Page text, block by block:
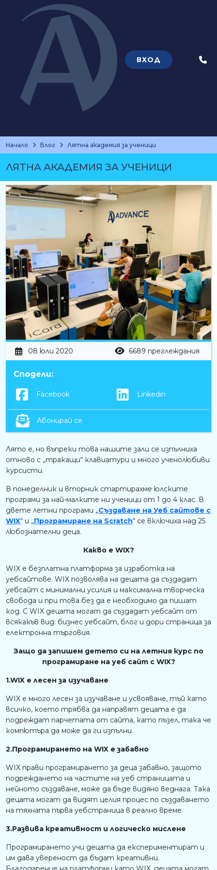
ВХОД
Начало Блог Лятна академия за ученици
ЛЯТНА АКАДЕМИЯ ЗА УЧЕНИЦИ
08 юли 2020 6689 преглеждания
Сподели:
Facebook Linkedin
Абонирай се
Лято е, но въпреки това нашите зали се изпълниха
отново с „тракащи“ клавиатури и много ученолюбиви
курсисти.
В понеделник и вторник стартирахме юлските
програми за най-малките ни ученици от 1 до 4 клас. В
двете летни програми „Създаване на Уеб сайтове с
WIX“ и „Програмиране на Scratch“ се включиха над 25
любознателни деца.
Какво е WIX?
WIX е безплатна платформа за изработка на
уебсайтове. WIX позволява на децата да създадат
уебсайт с минимални усилия и максимална творческа
свобода и при това без да е необходимо да пишат
код. С WIX децата могат да създадат уебсайт от
всякакъв вид: бизнес уебсайт, блог и дори страница за
електронна търговия.
Защо да запишем детето си на летния курс по
програмиране на уеб сайт с WIX?
1.WIX е лесен за изучаване
WIX е много лесен за изучаване и усвояване, тъй като
всичко, което трябва да направят децата е да
подреждат парчетата от сайта, като пъзел, така че
компютъра да може да ги изпълни.
2.Програмирането на WIX е забавно
WIX прави програмирането за деца забавно, защото
подреждането на частите на уеб страницата и
нейното създаване, може да бъде видяно веднага. Така
децата могат да видят целия процес по създаването
на тяхната първа уебстраница в реално време.
3.Развива креативност и логическо мислене
Програмирането учи децата да експериментират и
им дава увереност да бъдат креативни.